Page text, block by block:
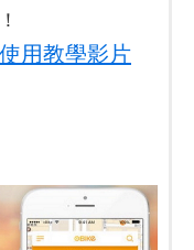
用教學影片